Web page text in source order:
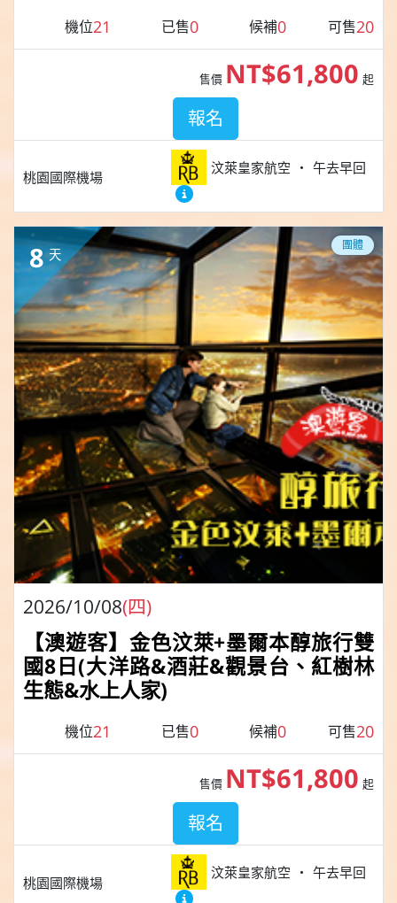
機位21 已售0 候補0 可售20
桃園國際機場
汶萊皇家航空 午去早回
售價 NT$61,800 起
報名
8 天
團體
2026/10/08(四)
【澳遊客】金色汶萊+墨爾本醇旅行雙
國8日(大洋路&酒莊&觀景台、紅樹林
生態&水上人家)
機位21 已售0 候補0 可售20
桃園國際機場
汶萊皇家航空 午去早回
售價 NT$61,800 起
報名